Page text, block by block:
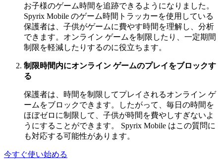
お子様のゲーム時間を追跡できるようになりました。
Spyrix Mobile のゲーム時間トラッカーを使用している
保護者は、子供がゲームに費やす時間を理解し、分析
できます。オンライン ゲームを制限したり、一定期間
制限を軽減したりするのに役立ちます。
制限時間内にオンライン ゲームのプレイをブロックす
る
保護者は、時間を制限してプレイされるオンライン ゲ
ームをブロックできます。したがって、毎日の時間を
ほぼゼロに制限して、子供が時間を費やしすぎないよ
うにすることができます。 Spyrix Mobile はこの質問に
も対応する可能性があります。
今すぐ使い始める